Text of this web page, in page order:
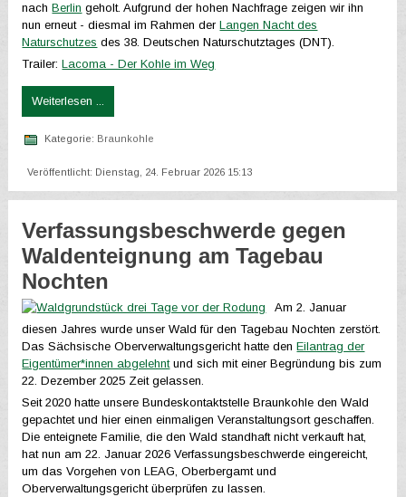
nachBerlin geholt. Aufgrund der hohen Nachfrage zeigen wir ihn
nun erneut - diesmal im Rahmen derLangen Nacht des
Naturschutzes des 38. Deutschen Naturschutztages (DNT).
Trailer:Lacoma - Der Kohle im Weg
Weiterlesen ...
Kategorie: Braunkohle
Veröffentlicht: Dienstag, 24. Februar 2026 15:13
Verfassungsbeschwerde gegen
Waldenteignung am Tagebau
Nochten
Am 2. Januar
diesen Jahres wurde unser Wald für den Tagebau Nochten zerstört.
Das Sächsische Oberverwaltungsgericht hatte denEilantrag der
Eigentümer*innen abgelehntund sich mit einer Begründung bis zum
22. Dezember 2025 Zeit gelassen.
Seit 2020 hatte unsere Bundeskontaktstelle Braunkohle den Wald
gepachtet und hier einen einmaligen Veranstaltungsort geschaffen.
Die enteignete Familie, die den Wald standhaft nicht verkauft hat,
hat nun am 22. Januar 2026 Verfassungsbeschwerde eingereicht,
um das Vorgehen von LEAG, Oberbergamt und
Oberverwaltungsgericht überprüfen zu lassen.